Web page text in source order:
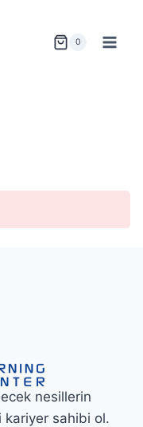
0
nesillerin
kariyer sahibi ol.